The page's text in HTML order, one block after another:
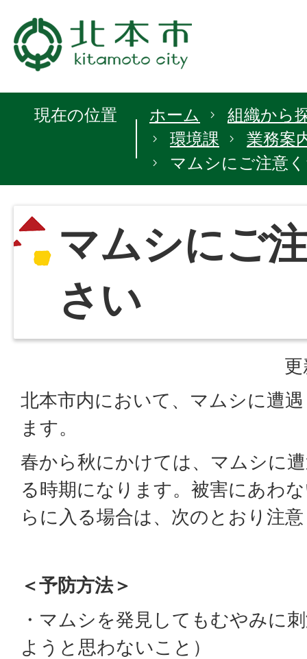
現在の位置 ホーム
組織から
環境課
業務案
マムシにご注意
マムシにご
さい
北本市内において、マムシに遭
ます。
春から秋にかけては、マムシに
る時期になります。被害にあわ
らに入る場合は、次のとおり注
＜予防方法＞
・マムシを発見してもむやみに
ようと思わないこと）